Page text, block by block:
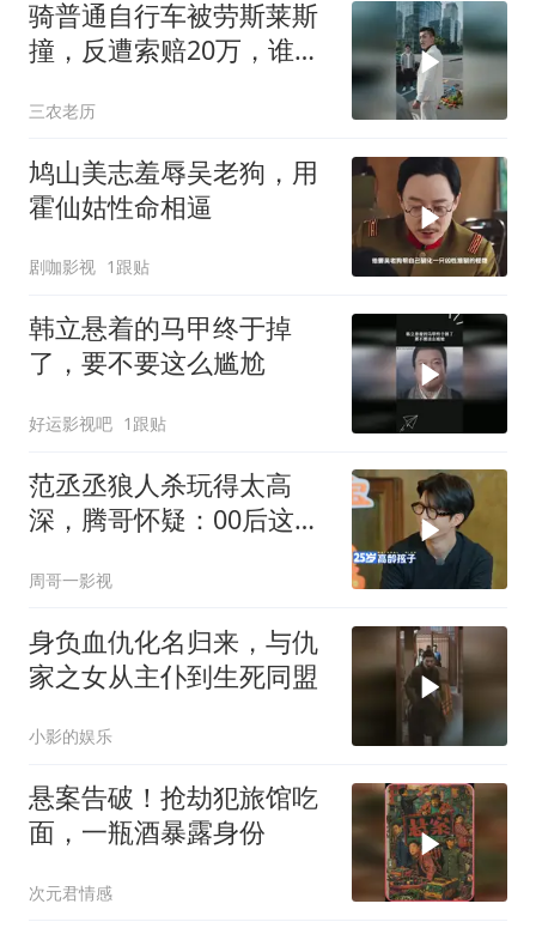
骑普通自行车被劳斯莱斯
撞，反遭索赔20万，谁知
三农老历
鸠山美志羞辱吴老狗，用
霍仙姑性命相逼
剧咖影视 1跟贴
韩立悬着的马甲终于掉
了，要不要这么尴尬
好运影视吧 1跟贴
范丞丞狼人杀玩得太高
深，腾哥怀疑：00后这么
周哥一影视
身负血仇化名归来，与仇
家之女从主仆到生死同盟
小影的娱乐
悬案告破！抢劫犯旅馆吃
面，一瓶酒暴露身份
次元君情感